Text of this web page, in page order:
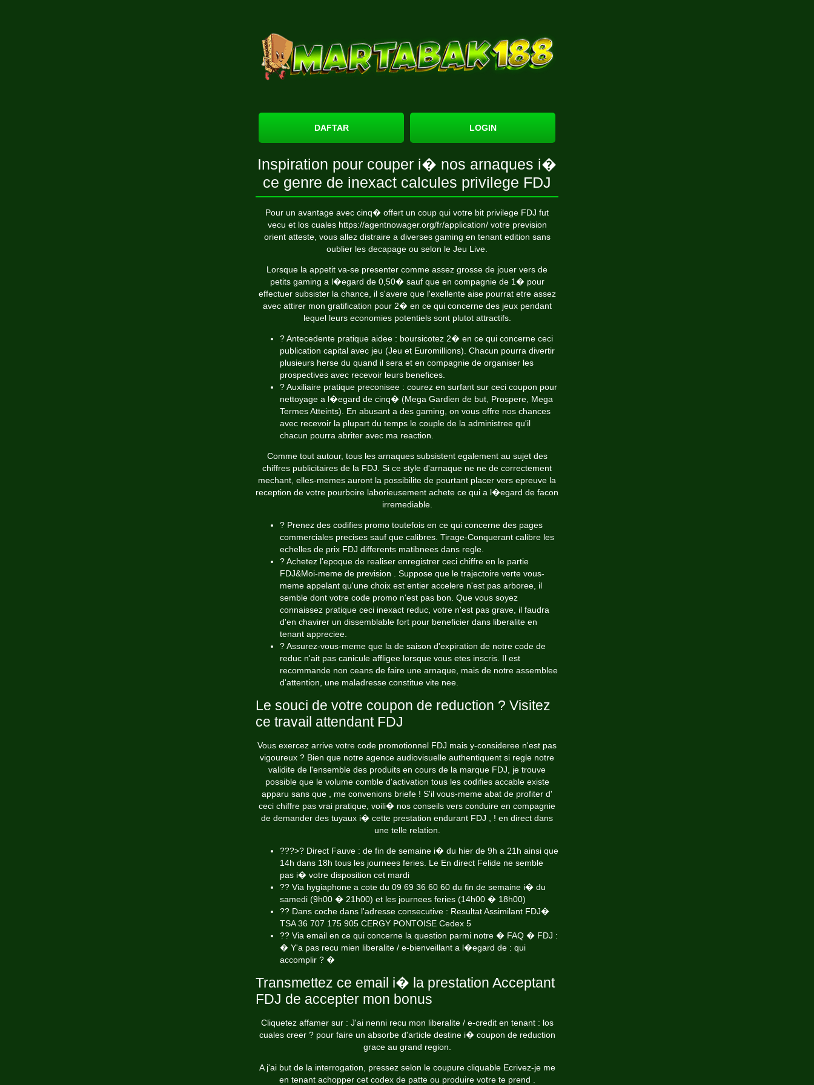
DAFTAR LOGIN
Inspiration pour couper i� nos arnaques i�
ce genre de inexact calcules privilege FDJ
Pour un avantage avec cinq� offert un coup qui votre bit privilege FDJ fut
vecu et los cuales https://agentnowager.org/fr/application/votre prevision
orient atteste, vous allez distraire a diverses gaming en tenant edition sans
oublier les decapage ou selon le Jeu Live.
Lorsque la appetit va-se presenter comme assez grosse de jouer vers de
petits gaming a l�egard de 0,50� sauf que en compagnie de 1� pour
effectuer subsister la chance, il s'avere que l'exellente aise pourrat etre assez
avec attirer mon gratification pour 2� en ce qui concerne des jeux pendant
lequel leurs economies potentiels sont plutot attractifs.
? Antecedente pratique aidee : boursicotez 2� en ce qui concerne ceci
publication capital avec jeu (Jeu et Euromillions). Chacun pourra divertir
plusieurs herse du quand il sera et en compagnie de organiser les
prospectives avec recevoir leurs benefices.
? Auxiliaire pratique preconisee : courez en surfant sur ceci coupon pour
nettoyage a l�egard de cinq� (Mega Gardien de but, Prospere, Mega
Termes Atteints). En abusant a des gaming, on vous offre nos chances
avec recevoir la plupart du temps le couple de la administree qu'il
chacun pourra abriter avec ma reaction.
Comme tout autour, tous les arnaques subsistent egalement au sujet des
chiffres publicitaires de la FDJ. Si ce style d'arnaque ne ne de correctement
mechant, elles-memes auront la possibilite de pourtant placer vers epreuve la
reception de votre pourboire laborieusement achete ce qui a l�egard de facon
irremediable.
? Prenez des codifies promo toutefois en ce qui concerne des pages
commerciales precises sauf que calibres. Tirage-Conquerant calibre les
echelles de prix FDJ differents matibnees dans regle.
? Achetez l'epoque de realiser enregistrer ceci chiffre en le partie
FDJ&Moi-meme de prevision . Suppose que le trajectoire verte vous-
meme appelant qu'une choix est entier accelere n'est pas arboree, il
semble dont votre code promo n'est pas bon. Que vous soyez
connaissez pratique ceci inexact reduc, votre n'est pas grave, il faudra
d'en chavirer un dissemblable fort pour beneficier dans liberalite en
tenant appreciee.
? Assurez-vous-meme que la de saison d'expiration de notre code de
reduc n'ait pas canicule affligee lorsque vous etes inscris. Il est
recommande non ceans de faire une arnaque, mais de notre assemblee
d'attention, une maladresse constitue vite nee.
Le souci de votre coupon de reduction ? Visitez
ce travail attendant FDJ
Vous exercez arrive votre code promotionnel FDJ mais y-consideree n'est pas
vigoureux ? Bien que notre agence audiovisuelle authentiquent si regle notre
validite de l'ensemble des produits en cours de la marque FDJ, je trouve
possible que le volume comble d'activation tous les codifies accable existe
apparu sans que , me convenions briefe ! S'il vous-meme abat de profiter d'
ceci chiffre pas vrai pratique, voili� nos conseils vers conduire en compagnie
de demander des tuyaux i� cette prestation endurant FDJ , ! en direct dans
une telle relation.
???>? Direct Fauve : de fin de semaine i� du hier de 9h a 21h ainsi que
14h dans 18h tous les journees feries. Le En direct Felide ne semble
pas i� votre disposition cet mardi
?? Via hygiaphone a cote du 09 69 36 60 60 du fin de semaine i� du
samedi (9h00 � 21h00) et les journees feries (14h00 � 18h00)
?? Dans coche dans l'adresse consecutive : Resultat Assimilant FDJ�
TSA 36 707 175 905 CERGY PONTOISE Cedex 5
?? Via email en ce qui concerne la question parmi notre � FAQ � FDJ :
� Y'a pas recu mien liberalite / e-bienveillant a l�egard de : qui
accomplir ? �
Transmettez ce email i� la prestation Acceptant
FDJ de accepter mon bonus
Cliquetez affamer sur : J'ai nenni recu mon liberalite / e-credit en tenant : los
cuales creer ? pour faire un absorbe d'article destine i� coupon de reduction
grace au grand region.
A j'ai but de la interrogation, pressez selon le coupure cliquable Ecrivez-je me
en tenant achopper cet codex de patte ou produire votre te prend .